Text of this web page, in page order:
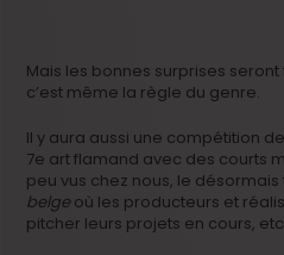
Mais les bonnes surprises
c’est même la règle du genre.
Il y aura aussi une compétition
7e art flamand avec des courts
peu vus chez nous, le
belge où les producteurs et
pitcher leurs projets en cours,